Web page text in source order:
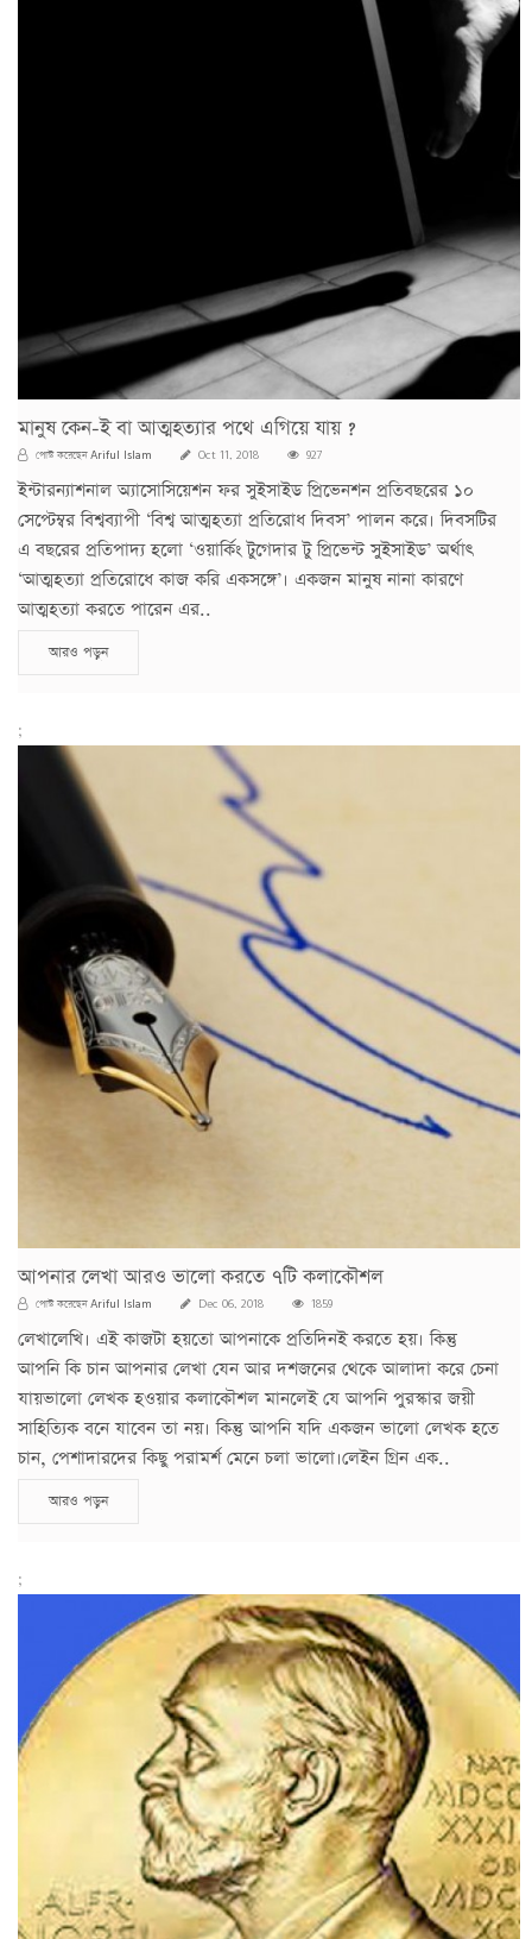
মানুষ কেন-ই বা আত্মহত্যার পথে এগিয়ে যায় ?
পোস্ট করেছেনAriful Islam Oct 11, 2018 927
ইন্টারন্যাশনাল অ্যাসোসিয়েশন ফর সুইসাইড প্রিভেনশন প্রতিবছরের ১০
সেপ্টেম্বর বিশ্বব্যাপী ‘বিশ্ব আত্মহত্যা প্রতিরোধ দিবস’ পালন করে। দিবসটির
এ বছরের প্রতিপাদ্য হলো ‘ওয়ার্কিং টুগেদার টু প্রিভেন্ট সুইসাইড’ অর্থাৎ
‘আত্মহত্যা প্রতিরোধে কাজ করি একসঙ্গে’। একজন মানুষ নানা কারণে
আত্মহত্যা করতে পারেন এর..
আরও পড়ুন
;
আপনার লেখা আরও ভালো করতে ৭টি কলাকৌশল
পোস্ট করেছেনAriful Islam Dec 06, 2018 1859
লেখালেখি। এই কাজটা হয়তো আপনাকে প্রতিদিনই করতে হয়। কিন্তু
আপনি কি চান আপনার লেখা যেন আর দশজনের থেকে আলাদা করে চেনা
যায়ভালো লেখক হওয়ার কলাকৌশল মানলেই যে আপনি পুরস্কার জয়ী
সাহিত্যিক বনে যাবেন তা নয়। কিন্তু আপনি যদি একজন ভালো লেখক হতে
চান, পেশাদারদের কিছু পরামর্শ মেনে চলা ভালো।লেইন গ্রিন এক..
আরও পড়ুন
;